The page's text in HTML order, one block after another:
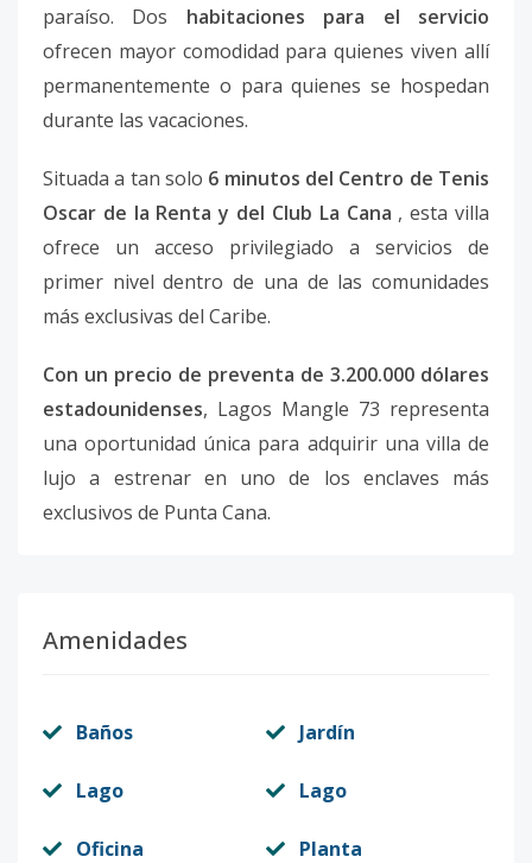
paraíso. Dos habitaciones para el servicio
ofrecen mayor comodidad para quienes viven allí
permanentemente o para quienes se hospedan
durante las vacaciones.
Situada a tan solo 6 minutos del Centro de Tenis
Oscar de la Renta y del Club La Cana , esta villa
ofrece un acceso privilegiado a servicios de
primer nivel dentro de una de las comunidades
más exclusivas del Caribe.
Con un precio de preventa de 3.200.000 dólares
estadounidenses, Lagos Mangle 73 representa
una oportunidad única para adquirir una villa de
lujo a estrenar en uno de los enclaves más
exclusivos de Punta Cana.
Amenidades
Baños Jardín
Lago Lago
Oficina Planta